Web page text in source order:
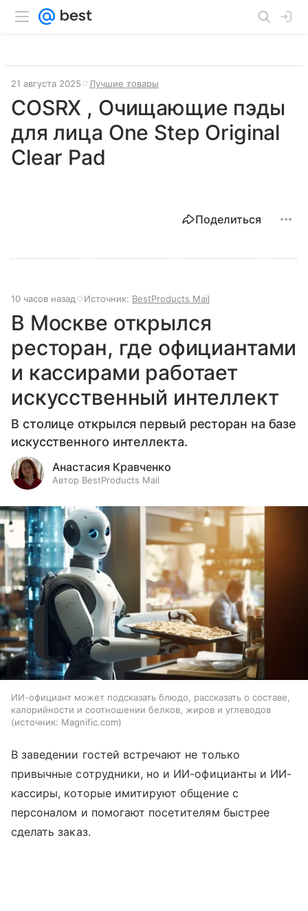
21 августа 2025 Лучшие товары
COSRX , Очищающие пэды
для лица One Step Original
Clear Pad
Поделиться
10 часов назад Источник: BestProducts Mail
В Москве открылся
ресторан, где официантами
и кассирами работает
искусственный интеллект
В столице открылся первый ресторан на базе
искусственного интеллекта.
Анастасия Кравченко
Автор BestProducts Mail
ИИ-официант может подсказать блюдо, рассказать о составе,
калорийности и соотношении белков, жиров и углеводов
источник: Magnific.com
В заведении гостей встречают не только
привычные сотрудники, но и ИИ-официанты и ИИ-
кассиры, которые имитируют общение с
персоналом и помогают посетителям быстрее
сделать заказ.